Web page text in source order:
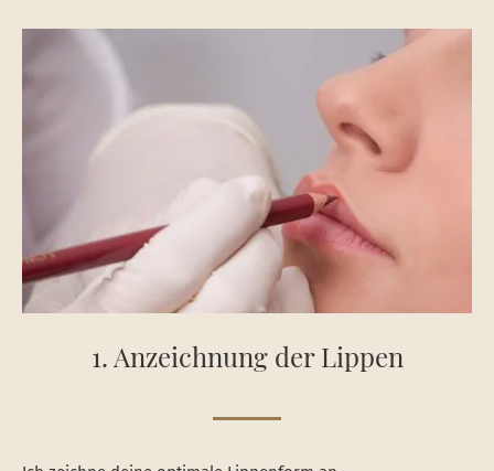
1. Anzeichnung der Lippen